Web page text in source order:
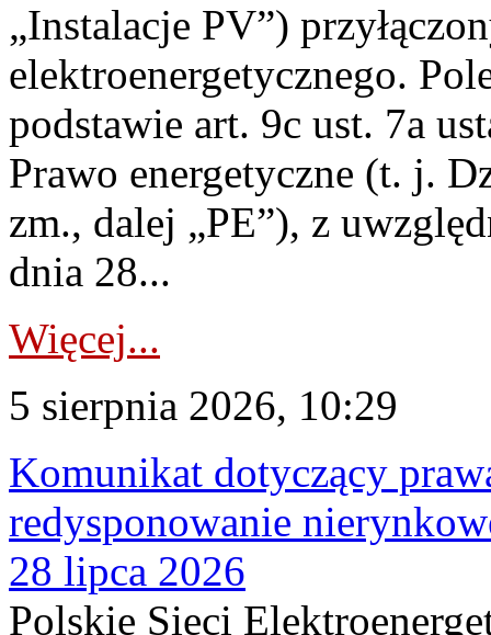
„Instalacje PV”)
elektroenergetycznego.
podstawie art. 9c ust. 7a
Prawo energetyczne (t. j.
zm., dalej „PE”), z
dnia 28...
Więcej...
5 sierpnia 2026, 10:29
Komunikat dotyczący
redysponowanie
28 lipca 2026
Polskie Sieci